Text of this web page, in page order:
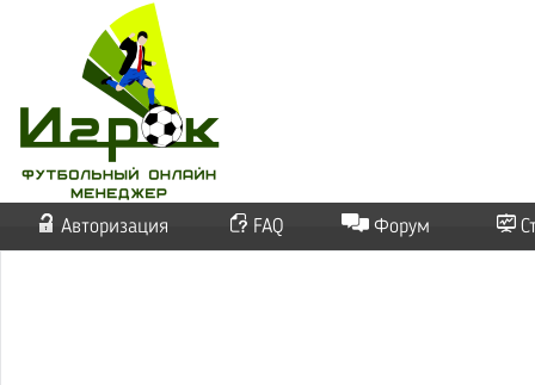
Авторизация FAQ Форум